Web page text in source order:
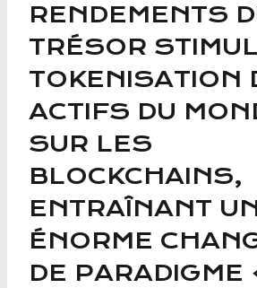
RENDEMENTS
TRÉSOR
TOKENISATION
ACTIFS DU
SUR LES
BLOCKCHAINS,
ENTRAÎNANT
ÉNORME
DE PARADIGME